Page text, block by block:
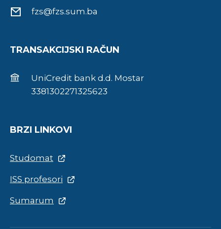
fzs@fzs.sum.ba
TRANSAKCIJSKI RAČUN
UniCredit bank d.d. Mostar
3381302271325623
BRZI LINKOVI
Studomat
ISS profesori
Sumarum